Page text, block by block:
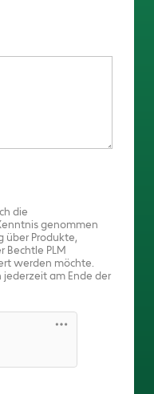
die
genommen
über Produkte,
PLM
werden möchte.
jederzeit am Ende der